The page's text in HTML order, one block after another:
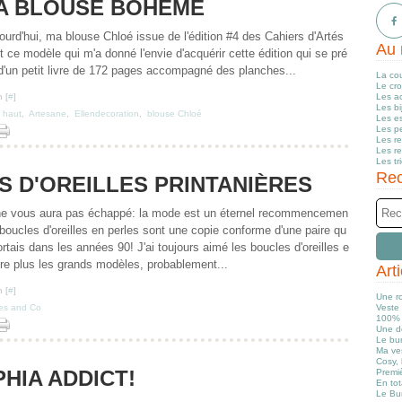
BLOUSE BOHÈME
ma blouse Chloé issue de l'édition #4 des Cahiers d'Artés
ce modèle qui m'a donné l'envie d'acquérir cette édition qui se pré
petit livre de 172 pages accompagné des planches...
[#]
haut Artesane Ellendecoration blouse Chloé
D'OREILLES PRINTANIÈRES
vous aura pas échappé: la mode est un éternel recommencemen
d'oreilles en perles sont une copie conforme d'une paire qu
dans les années 90! J'ai toujours aimé les boucles d'oreilles e
plus les grands modèles, probablement...
[#]
and Co
ADDICT!
Au
La
Le
Les
Les
Les
Les
Les
Les
Les
Une
Veste
Une
Le
Ma
Cosy,
En
Le